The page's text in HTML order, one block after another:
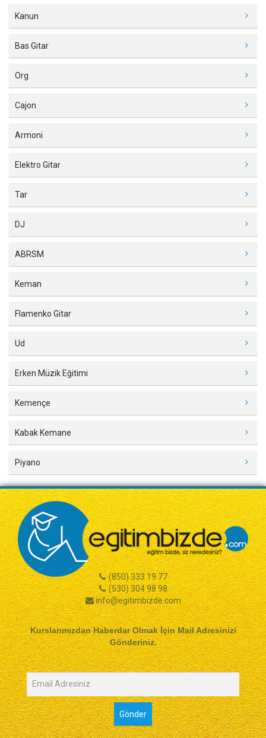
Kanun
Bas Gitar
Org
Cajon
Armoni
Elektro Gitar
Tar
DJ
ABRSM
Keman
Flamenko Gitar
Ud
Erken Müzik Eğitimi
Kemençe
Kabak Kemane
Piyano
(850) 333 19 77
(530) 304 98 98
info@egitimbizde.com
Kurslarımızdan Haberdar Olmak İçin Mail Adresinizi
Gönderiniz.